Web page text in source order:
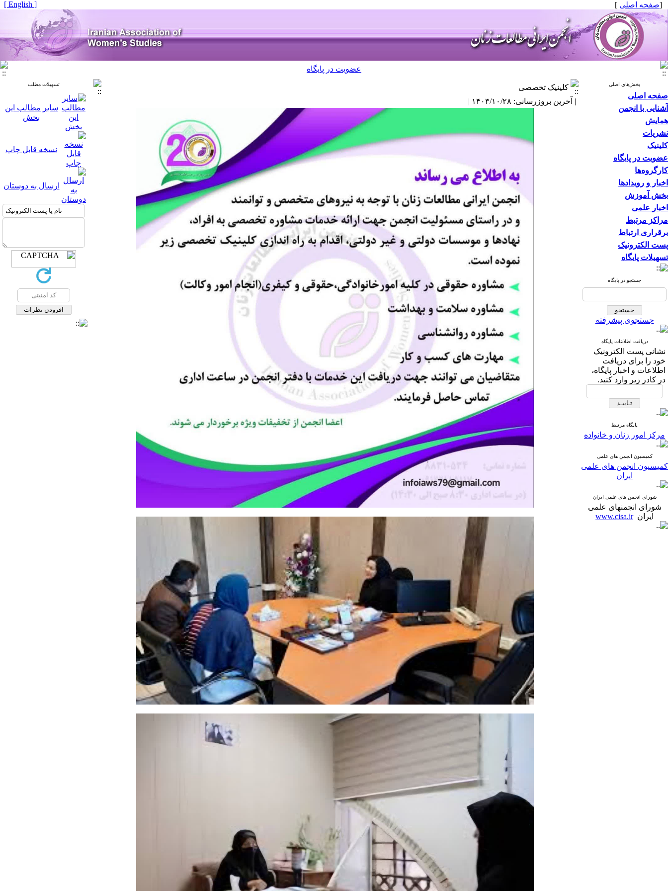
[صفحه اصلی ]
[ English ]
عضویت در پایگاه
بخش‌های اصلی
صفحه اصلی
آشنایی با انجمن
همایش
نشریات
کلینیک
عضویت در پایگاه
کارگروه‌ها
اخبار و رویدادها
بخش آموزش
اخبار علمی
مراکز مرتبط
برقراری ارتباط
پست الکترونیک
تسهیلات پایگاه
جستجو در پایگاه
جستجوی پیشرفته
دریافت اطلاعات پایگاه
نشانی پست الکترونیک
خود را برای دریافت
اطلاعات و اخبار پایگاه،
در کادر زیر وارد کنید.
پایگاه مرتبط
مرکز امور زنان و خانواده
کمیسیون انجمن های علمی
کمیسیون انجمن های علمی
ایران
شورای انجمن های علمی ایران
شورای انجمنهای علمی
ایرانwww.cisa.ir
کلینیک تخصصی
| آخرین بروزرسانی: ۱۴۰۳/۱۰/۲۸ |
تسهیلات مطلب
سایر مطالب این
بخش
نسخه قابل چاپ
ارسال به دوستان